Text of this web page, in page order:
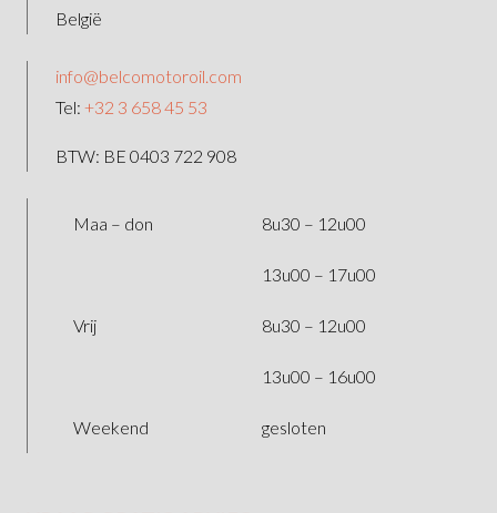
België
info@belcomotoroil.com
Tel: +32 3 658 45 53
BTW: BE 0403 722 908
Maa – don 8u30 – 12u00
13u00 – 17u00
Vrij 8u30 – 12u00
13u00 – 16u00
Weekend gesloten